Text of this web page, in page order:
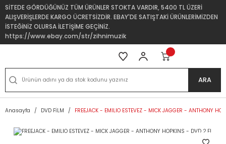
SİTEDE GÖRDÜĞÜNÜZ TÜM ÜRÜNLER STOKTA VARDIR, 5400 TL ÜZERİ
ALIŞVERİŞLERDE KARGO ÜCRETSİZDİR. EBAY'DE SATIŞTAKİ ÜRÜNLERİMİZDEN
İSTEĞİNİZ OLURSA İLETİŞİME GEÇİNİZ.
https://www.ebay.com/str/zihnimuzik
ARA
Anasayfa DVD FİLM FREEJACK - EMILIO ESTEVEZ - MICK JAGGER - ANTHONY